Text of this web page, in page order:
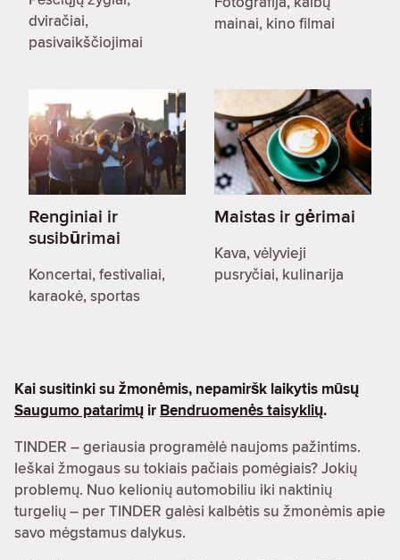
dviračiai,
pasivaikščiojimai
mainai, kino filmai
Renginiai ir
susibūrimai
Koncertai, festivaliai,
karaokė, sportas
Maistas ir gėrimai
Kava, vėlyvieji
pusryčiai, kulinarija
Kai susitinki su žmonėmis, nepamiršk laikytis mūsų
Saugumo patarimų ir Bendruomenės taisyklių.
TINDER – geriausia programėlė naujoms pažintims.
Ieškai žmogaus su tokiais pačiais pomėgiais? Jokių
problemų. Nuo kelionių automobiliu iki naktinių
turgelių – per TINDER galėsi kalbėtis su žmonėmis apie
savo mėgstamus dalykus.